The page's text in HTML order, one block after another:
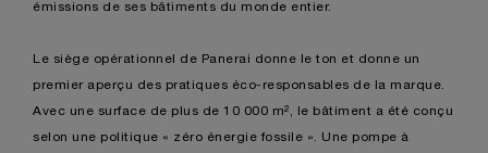
émissions de ses bâtiments du monde entier.
Le siège opérationnel de Panerai donne le ton et donne un
premier aperçu des pratiques éco-responsables de la marque.
Avec une surface de plus de 10 000 m², le bâtiment a été conçu
selon une politique « zéro énergie fossile ». Une pompe à